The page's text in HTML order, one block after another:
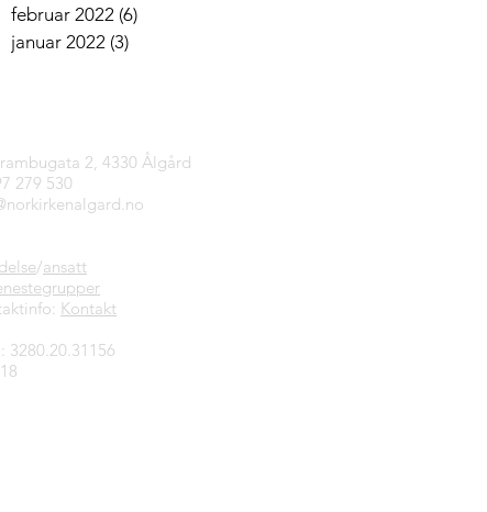
februar 2022 (6)
januar 2022 (3)
2, 4330 Ålgård
279 530
/ansatt
Kontakt
3280.20.31156